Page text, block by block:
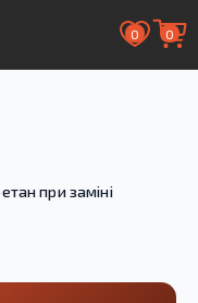
0 0
при заміні